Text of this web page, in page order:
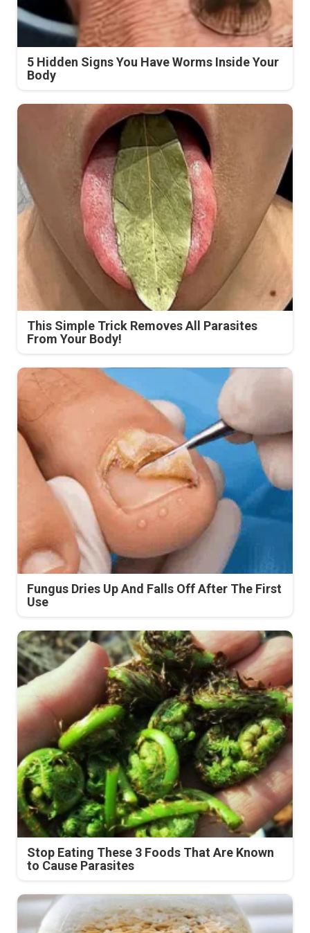
5 Hidden Signs You Have Worms Inside Your
Body
This Simple Trick Removes All Parasites
From Your Body!
Fungus Dries Up And Falls Off After The First
Use
Stop Eating These 3 Foods That Are Known
to Cause Parasites